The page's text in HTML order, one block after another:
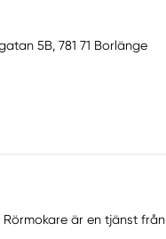
5B, 781 71 Borlänge
Rörmokare är en tjänst från